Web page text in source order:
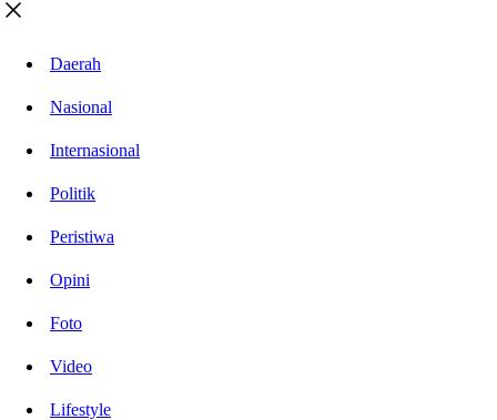
Daerah
Nasional
Internasional
Politik
Peristiwa
Opini
Foto
Video
Lifestyle